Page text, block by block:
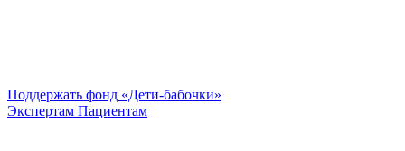
Поддержать фонд «Дети-бабочки»
Экспертам Пациентам